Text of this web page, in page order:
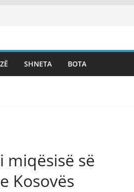
SHNETA BOTA
miqësisë së
Kosovës